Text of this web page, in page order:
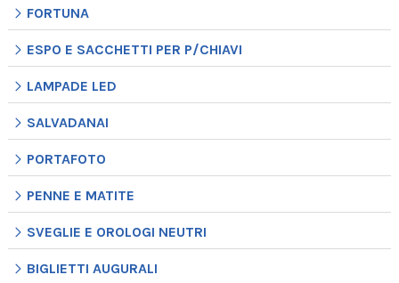
FORTUNA
ESPO E SACCHETTI PER P/CHIAVI
LAMPADE LED
SALVADANAI
PORTAFOTO
PENNE E MATITE
SVEGLIE E OROLOGI NEUTRI
BIGLIETTI AUGURALI